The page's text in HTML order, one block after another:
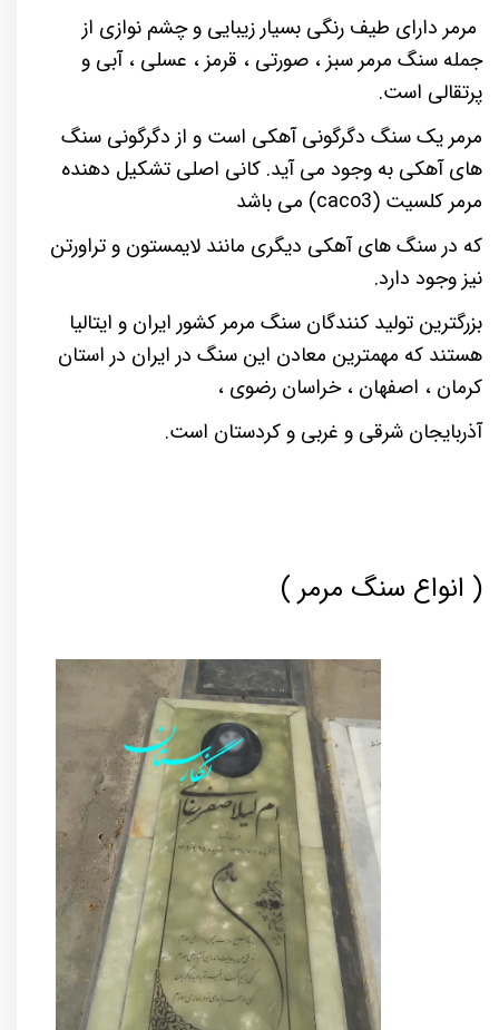
مرمر دارای طیف رنگی بسیار زیبایی و چشم نوازی از
جمله سنگ مرمر سبز ، صورتی ، قرمز ، عسلی ، آبی و
پرتقالی است.
مرمر یک سنگ دگرگونی آهکی است و از دگرگونی سنگ
های آهکی به وجود می آید. کانی اصلی تشکیل دهنده
مرمر کلسیت (caco3) می باشد
که در سنگ های آهکی دیگری مانند لایمستون و تراورتن
نیز وجود دارد.
بزرگترین تولید کنندگان سنگ مرمر کشور ایران و ایتالیا
هستند که مهمترین معادن این سنگ در ایران در استان
کرمان ، اصفهان ، خراسان رضوی ،
آذربایجان شرقی و غربی و کردستان است.
( انواع سنگ مرمر )